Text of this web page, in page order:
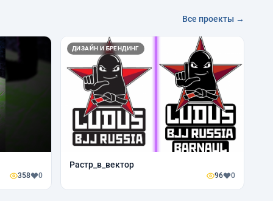
Все проекты →
358 0
ДИЗАЙН И БРЕНДИНГ
Растр_в_вектор
96 0